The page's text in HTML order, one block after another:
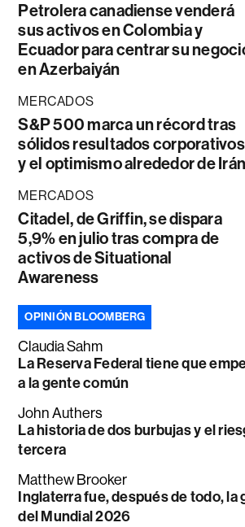
Petrolera canadiense venderá
sus activos en Colombia y
Ecuador para centrar su
en Azerbaiyán
MERCADOS
S&P 500 marca un récord tras
sólidos resultados corporativos
y el optimismo alrededor de Irán
MERCADOS
Citadel, de Griffin, se dispara
5,9% en julio tras compra de
activos de Situational
Awareness
OPINIÓN BLOOMBERG
Claudia Sahm
La Reserva Federal tiene que
a la gente común
John Authers
La historia de dos burbujas y el
tercera
Matthew Brooker
Inglaterra fue, después de todo, la
del Mundial 2026